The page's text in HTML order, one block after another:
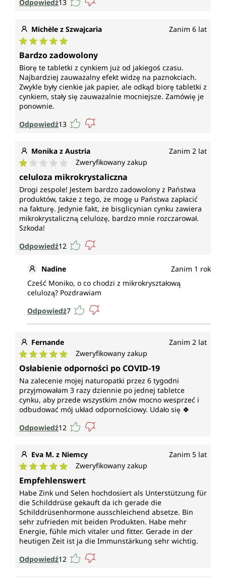
Odpowiedź13
Michèle z Szwajcaria Zanim 6 lat
Średnia ocena 5 z 5 gwiazdek
Bardzo zadowolony
Biorę te tabletki z cynkiem już od jakiegoś czasu.
Najbardziej zauważalny efekt widzę na paznokciach.
Zwykle były cienkie jak papier, ale odkąd biorę tabletki z
cynkiem, stały się zauważalnie mocniejsze. Zamówię je
ponownie.
Odpowiedź13
Monika z Austria Zanim 2 lat
Średnia ocena 1 z 5 gwiazdek
Zweryfikowany zakup
celuloza mikrokrystaliczna
Drogi zespole! Jestem bardzo zadowolony z Państwa
produktów, także z tego, że mogę u Państwa zapłacić
na fakturę. Jedynie fakt, że bisglicynian cynku zawiera
mikrokrystaliczną celulozę, bardzo mnie rozczarował.
Szkoda!
Odpowiedź12
Nadine
Zanim 1 rok
Cześć Moniko, o co chodzi z mikrokryształową
celulozą? Pozdrawiam
Odpowiedź7
Fernande Zanim 2 lat
Średnia ocena 5 z 5 gwiazdek
Zweryfikowany zakup
Osłabienie odporności po COVID-19
Na zalecenie mojej naturopatki przez 6 tygodni
przyjmowałam 3 razy dziennie po jednej tabletce
cynku, aby przede wszystkim znów mocno wesprzeć i
odbudować mój układ odpornościowy. Udało się 🍀
Odpowiedź12
Eva M. z Niemcy Zanim 5 lat
Średnia ocena 5 z 5 gwiazdek
Zweryfikowany zakup
Empfehlenswert
Habe Zink und Selen hochdosiert als Unterstützung für
die Schilddrüse gekauft da ich gerade die
Schilddrüsenhormone ausschleichend absetze. Bin
sehr zufrieden mit beiden Produkten. Habe mehr
Energie, fühle mich vitaler und fitter. Gerade in der
heutigen Zeit ist ja die Immunstärkung sehr wichtig.
Odpowiedź12